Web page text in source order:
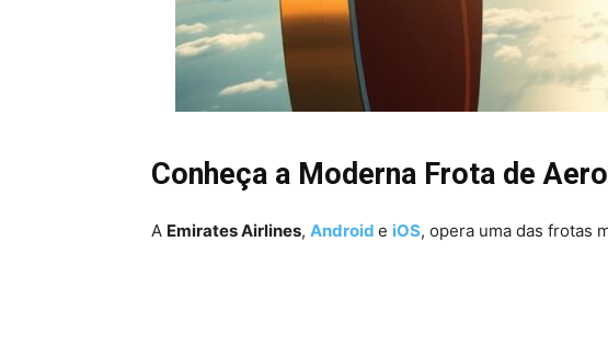
Conheça a Moderna Frota de
A Emirates Airlines, Android e iOS, opera uma das frotas